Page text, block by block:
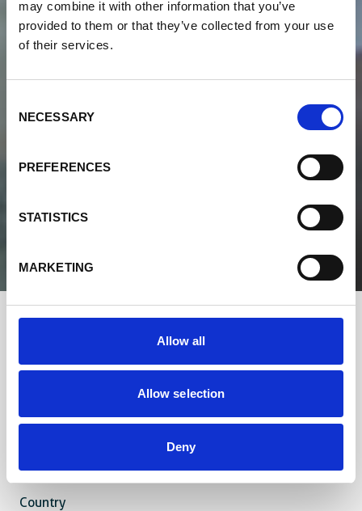
may combine it with other information that you’ve
provided to them or that they’ve collected from your use
of their services.
Selection
NECESSARY
PREFERENCES
STATISTICS
MARKETING
Allow all
Allow selection
Deny
All Opdracht Voor Diensten
Opdracht Voor Leveringen
Opdracht Voor Werken
Country